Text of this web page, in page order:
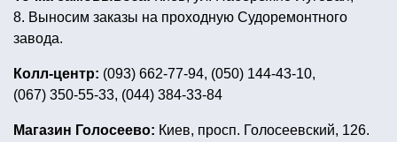
купить лепестки роз на день влюбленных
шляпа сомбреро
детские карнавальные костюмы животных
хэллоуин вечеринки киев
шапки с мордами животных
8. Выносим заказы на проходную Судоремонтного
завода.
Колл-центр: (093) 662-77-94, (050) 144-43-10,
(067) 350-55-33, (044) 384-33-84
Магазин Голосеево: Киев, просп. Голосеевский, 126.